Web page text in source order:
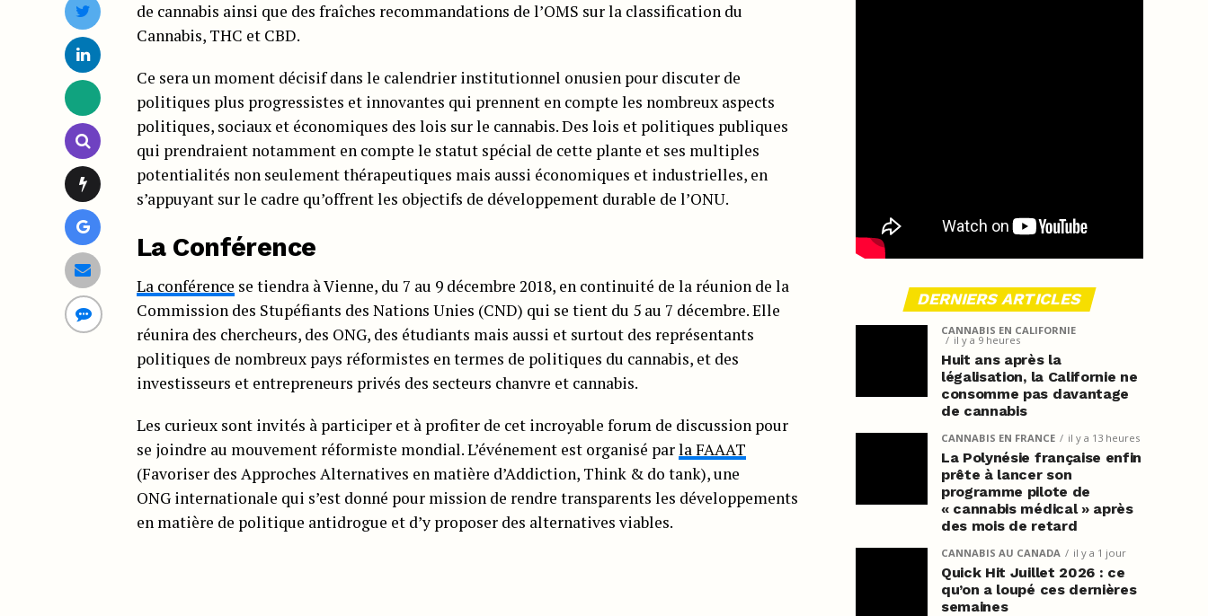
de cannabis ainsi que des fraîches recommandations de l’OMS sur la classification du
Cannabis, THC et CBD.
Ce sera un moment décisif dans le calendrier institutionnel onusien pour discuter de
politiques plus progressistes et innovantes qui prennent en compte les nombreux aspects
politiques, sociaux et économiques des lois sur le cannabis. Des lois et politiques publiques
qui prendraient notamment en compte le statut spécial de cette plante et ses multiples
potentialités non seulement thérapeutiques mais aussi économiques et industrielles, en
s’appuyant sur le cadre qu’offrent les objectifs de développement durable de l’ONU.
La Conférence
La conférence se tiendra à Vienne, du 7 au 9 décembre 2018, en continuité de la réunion de la
Commission des Stupéfiants des Nations Unies (CND) qui se tient du 5 au 7 décembre. Elle
réunira des chercheurs, des ONG, des étudiants mais aussi et surtout des représentants
politiques de nombreux pays réformistes en termes de politiques du cannabis, et des
investisseurs et entrepreneurs privés des secteurs chanvre et cannabis.
Les curieux sont invités à participer et à profiter de cet incroyable forum de discussion pour
se joindre au mouvement réformiste mondial. L’événement est organisé parla FAAAT
(Favoriser des Approches Alternatives en matière d’Addiction, Think & do tank), une
ONG internationale qui s’est donné pour mission de rendre transparents les développements
en matière de politique antidrogue et d’y proposer des alternatives viables.
DERNIERS ARTICLES
CANNABIS EN CALIFORNIE
il y a 9 heures
Huit ans après la
légalisation, la Californie ne
consomme pas davantage
de cannabis
CANNABIS EN FRANCE il y a 13 heures
La Polynésie française enfin
prête à lancer son
programme pilote de
« cannabis médical » après
des mois de retard
CANNABIS AU CANADA il y a 1 jour
Quick Hit Juillet 2026 : ce
qu’on a loupé ces dernières
semaines